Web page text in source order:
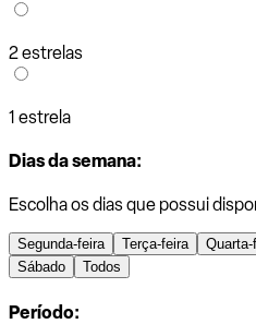
2 estrelas
1 estrela
Dias da semana:
Escolha os dias que possui
Segunda-feira Terça-feira Quarta-
Sábado
Todos
Período: